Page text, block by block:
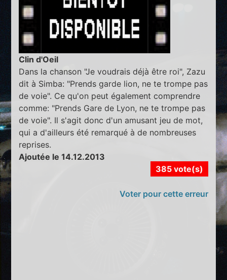
Clin d'Oeil
Dans la chanson "Je voudrais déjà être roi", Zazu
dit à Simba: "Prends garde lion, ne te trompe pas
de voie". Ce qu'on peut également comprendre
comme: "Prends Gare de Lyon, ne te trompe pas
de voie". Il s'agit donc d'un amusant jeu de mot,
qui a d'ailleurs été remarqué à de nombreuses
reprises.
Ajoutée le 14.12.2013
385 vote(s)
Voter pour cette erreur